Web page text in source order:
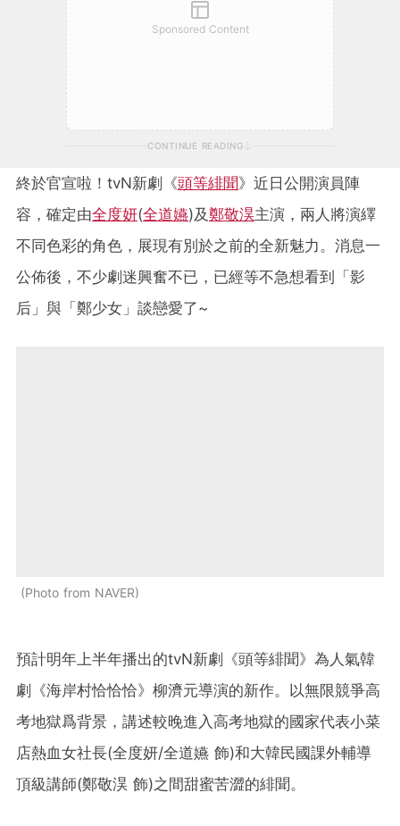
Sponsored Content
CONTINUE READING
終於官宣啦！tvN新劇《頭等緋聞》近日公開演員陣
容，確定由全度妍(全道嬿)及鄭敬淏主演，兩人將演繹
不同色彩的角色，展現有別於之前的全新魅力。消息一
公佈後，不少劇迷興奮不已，已經等不急想看到「影
后」與「鄭少女」談戀愛了~
Photo from NAVER
預計明年上半年播出的tvN新劇《頭等緋聞》為人氣韓
劇《海岸村恰恰恰》柳濟元導演的新作。以無限競爭高
考地獄爲背景，講述較晚進入高考地獄的國家代表小菜
店熱血女社長(全度妍/全道嬿 飾)和大韓民國課外輔導
頂級講師(鄭敬淏 飾)之間甜蜜苦澀的緋聞。